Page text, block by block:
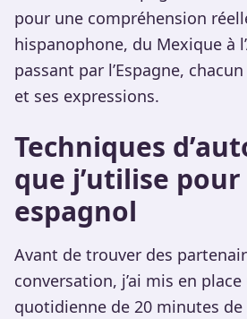
pour une compréhension
hispanophone, du Mexique à
passant par l’Espagne,
et ses expressions.
Techniques
que j’utilise
espagnol
Avant de trouver des
conversation, j’ai mis en
quotidienne de 20 minutes